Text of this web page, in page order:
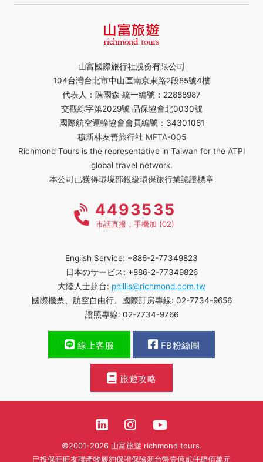
山富國際旅行社股份有限公司
104台灣台北市中山區南京東路2段85號4樓
代表人：陳國森 統一編號：22888987
交觀綜字第2029號 品保協會北0030號
國際航空運輸協會會員編號：34301061
穆斯林友善旅行社 MFTA-005
Richmond Tours is the representative in Taiwan for the ATPI
global travel network.
本公司已獲得環境部銀級環保旅行業認證標章
4493535
市話直撥，手機加 (02)
English Service: +886-2-77349823
日本のサービス: +886-2-77349826
大陸人士赴台: phillis@richmond.com.tw
國際機票、航空自由行、國際訂房專線: 02-7734-9656
證照專線: 02-7734-9766
線上客服 FB粉絲團
旅遊攻略
©2001-2026 山富旅遊 richmond tours.
已投保旺旺友聯產物履約保證保險新台幣壹億貳仟肆佰萬元